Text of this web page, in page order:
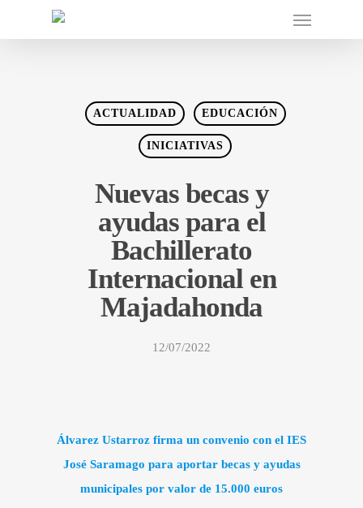
ACTUALIDAD EDUCACIÓN
INICIATIVAS
Nuevas becas y
ayudas para el
Bachillerato
Internacional en
Majadahonda
12/07/2022
Álvarez Ustarroz firma un convenio con el IES
José Saramago para aportar becas y ayudas
municipales por valor de 15.000 euros